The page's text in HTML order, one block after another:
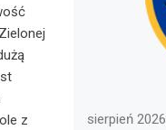
z
sierpień 2026